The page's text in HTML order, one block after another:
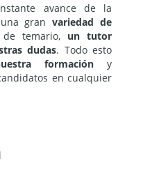
avance de la
una granvariedad de
temario, un tutor
dudas. Todo esto
formación y
en cualquier